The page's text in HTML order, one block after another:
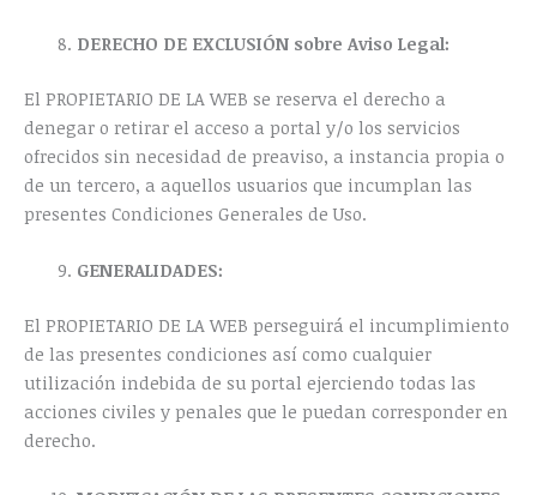
DERECHO DE EXCLUSIÓN sobre Aviso Legal:
El PROPIETARIO DE LA WEB se reserva el derecho a
denegar o retirar el acceso a portal y/o los servicios
ofrecidos sin necesidad de preaviso, a instancia propia o
de un tercero, a aquellos usuarios que incumplan las
presentes Condiciones Generales de Uso.
GENERALIDADES:
El PROPIETARIO DE LA WEB perseguirá el incumplimiento
de las presentes condiciones así como cualquier
utilización indebida de su portal ejerciendo todas las
acciones civiles y penales que le puedan corresponder en
derecho.